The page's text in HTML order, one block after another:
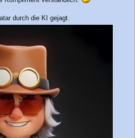
durch die KI gejagt.